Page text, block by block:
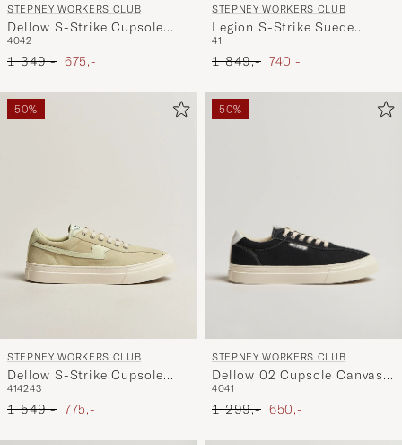
STEPNEY WORKERS CLUB
Dellow S-Strike Cupsole
Canvas Sneaker Ecru/White
4042
Ordinær pris
1 349,- Nedsatt pris
675,-
STEPNEY WORKERS CLUB
Legion S-Strike Suede
Sneaker Black
41
Ordinær pris
1 849,- Nedsatt pris
740,-
50%
STEPNEY WORKERS CLUB
Dellow S-Strike Cupsole
Suede Sneaker Oat
414243
Ordinær pris
1 549,- Nedsatt pris
775,-
50%
STEPNEY WORKERS CLUB
Dellow 02 Cupsole Canvas
Sneaker Black
4041
Ordinær pris
1 299,- Nedsatt pris
650,-